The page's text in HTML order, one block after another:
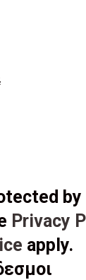
by
Privacy
apply.